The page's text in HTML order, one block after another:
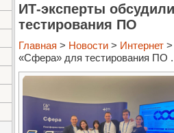
ИТ-эксперты
тестирования ПО
Главная > Новости > Интернет
«Сфера» для тестирования ПО